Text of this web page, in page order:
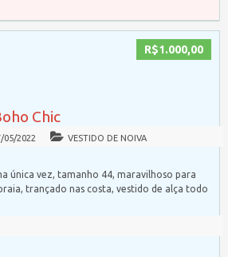
R$1.000,00
Chic
05/2022 VESTIDO DE NOIVA
única vez, tamanho 44, maravilhoso para
trançado nas costa, vestido de alça todo